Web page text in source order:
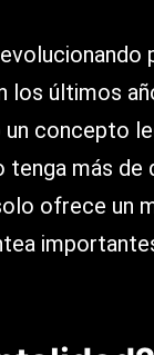
los últimos
concepto
más de
ofrece un